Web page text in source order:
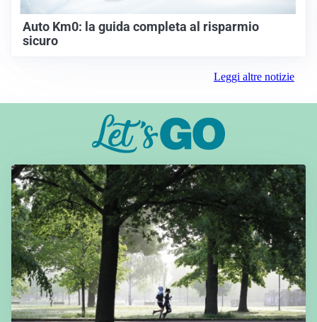
Auto Km0: la guida completa al risparmio
sicuro
Leggi altre notizie